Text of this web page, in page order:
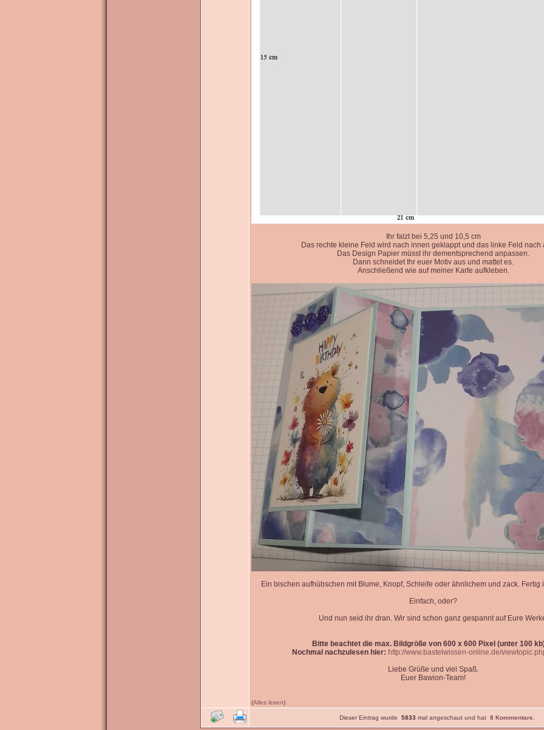
Ihr falzt bei 5,25 und 10,5 cm
Das rechte kleine Feld wird nach innen geklappt und das linke Feld nach
Das Design Papier müsst ihr dementsprechend anpassen.
Dann schneidet Ihr euer Motiv aus und mattet es.
Anschließend wie auf meiner Karte aufkleben.
Ein bischen aufhübschen mit Blume, Knopf, Schleife oder ähnlichem und zack. Fertig
Einfach, oder?
Und nun seid ihr dran. Wir sind schon ganz gespannt auf Eure
Bitte beachtet die max. Bildgröße von 600 x 600 Pixel (unter 100
Nochmal nachzulesen hier: http://www.bastelwissen-online.de/
Liebe Grüße und viel Spaß.
Euer Bawion-Team!
(Alles lesen)
Dieser Eintrag wurde 5833 mal angeschaut und hat 8 Kommentare